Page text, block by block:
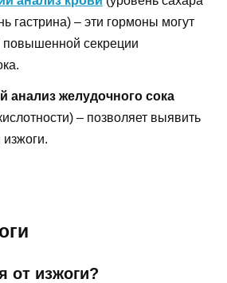
гастрина) – эти гормоны могут
повышенной секреции
анализ желудочного сока
– позволяет выявить
от изжоги?